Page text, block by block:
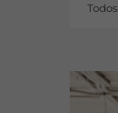
Todos